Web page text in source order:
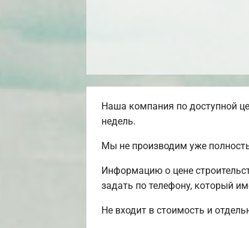
Наша компания по доступной
недель.
Мы не производим уже
Информацию о цене
задать по телефону, который
Не входит в стоимость и